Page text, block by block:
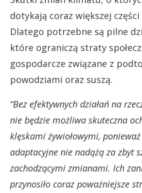
dotykają coraz większej części
Dlatego potrzebne są pilne
które ograniczą straty
gospodarcze związane z
powodziami oraz suszą.
“Bez efektywnych działań na
nie będzie możliwa skuteczna
klęskami żywiołowymi,
adaptacyjne nie nadążą za zbyt
zachodzącymi zmianami. Ich
przynosiło coraz poważniejsze